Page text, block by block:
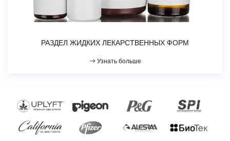
РАЗДЕЛ ЖИДКИХ ЛЕКАРСТВЕННЫХ ФОРМ
Узнать больше